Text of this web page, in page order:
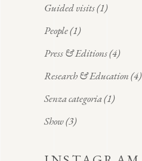
Guided visits(1)
People(1)
Press & Editions(4)
Research & Education(4)
Senza categoria(1)
Show(3)